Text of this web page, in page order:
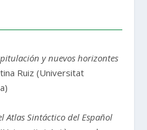
y nuevos horizontes
Ruiz (Universitat
Atlas Sintáctico del Español